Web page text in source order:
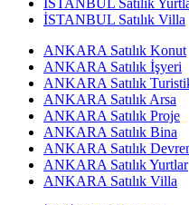
İSTANBUL Satılık Villa
ANKARA Satılık Konut
ANKARA Satılık İşyeri
ANKARA Satılık
ANKARA Satılık Arsa
ANKARA Satılık Proje
ANKARA Satılık Bina
ANKARA Satılık
ANKARA Satılık Yurtlar
ANKARA Satılık Villa